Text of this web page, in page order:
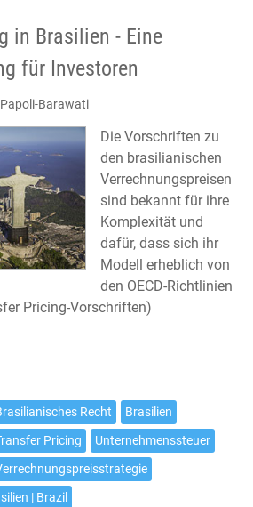
in Brasilien - Eine
für Investoren
Barawati
Die Vorschriften zu
den brasilianischen
Verrechnungspreisen
sind bekannt für ihre
Komplexität und
dafür, dass sich ihr
Modell erheblich von
den OECD-Richtlinien
Pricing-Vorschriften)
Recht
Brasilien
Pricing
Unternehmenssteuer
| Brazil